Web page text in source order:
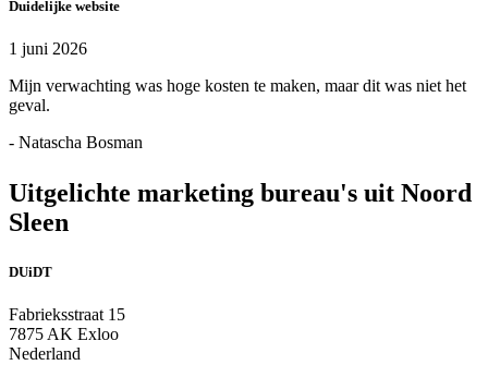
Duidelijke website
1 juni 2026
Mijn verwachting was hoge kosten te maken, maar dit was niet het
geval.
- Natascha Bosman
Uitgelichte marketing bureau's uit Noord
Sleen
DUiDT
Fabrieksstraat 15
7875 AK Exloo
Nederland